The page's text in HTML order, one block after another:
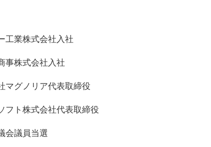
工業株式会社入社
事株式会社入社
マグノリア代表取締役
フト株式会社代表取締役
会議員当選